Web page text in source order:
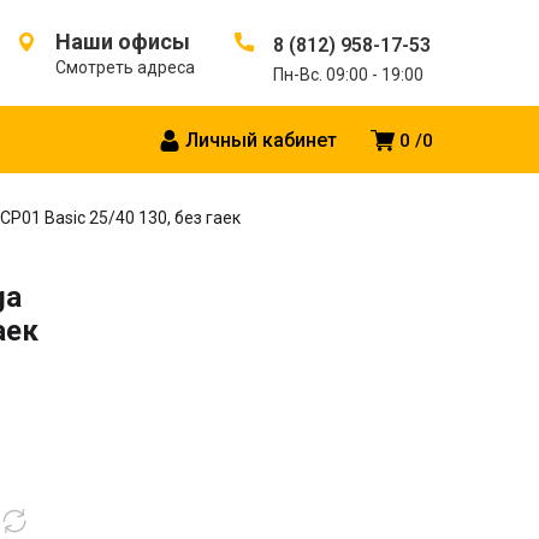
Наши офисы
Смотреть адреса
8 (812) 958-17-53
Пн-Вс. 09:00 - 19:00
0 0
Личный кабинет
Basic 25/40 130, без гаек